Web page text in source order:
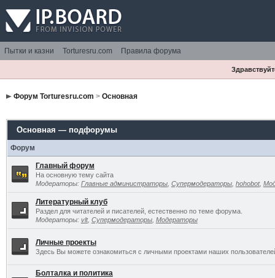
Пытки и казни Torturesru.com Правила форума
Форум Torturesru.com > Основная
Основная — подфорумы
Форум
Главный форум
На основную тему сайта
Модераторы: Главные администраторы, Супермодераторы, hohobot,
Литературный клуб
Раздел для читателей и писателей, естественно по теме форума.
Модераторы: vlt, Супермодераторы, Модераторы
Личные проекты
Здесь Вы можете ознакомиться с личными проектами наших
Болталка и политика